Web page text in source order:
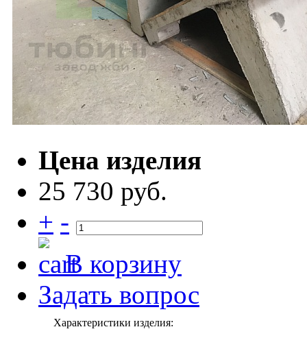
Цена изделия
25 730 руб.
+ -
В корзину
Задать вопрос
Характеристики изделия: